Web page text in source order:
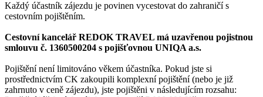
Každý účastník zájezdu je povinen vycestovat do zahraničí s
cestovním pojištěním.
Cestovní kancelář REDOK TRAVEL má uzavřenou pojistnou
smlouvu č. 1360500204 s pojišťovnou UNIQA a.s.
Pojištění není limitováno věkem účastníka. Pokud jste si
prostřednictvím CK zakoupili komplexní pojištění (nebo je již
zahrnuto v ceně zájezdu), jste pojištěni v následujícím rozsahu: